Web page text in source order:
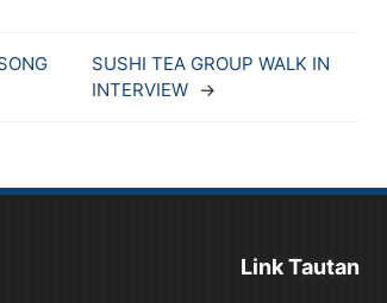
SUSHI TEA GROUP WALK IN
INTERVIEW →
Link Tautan